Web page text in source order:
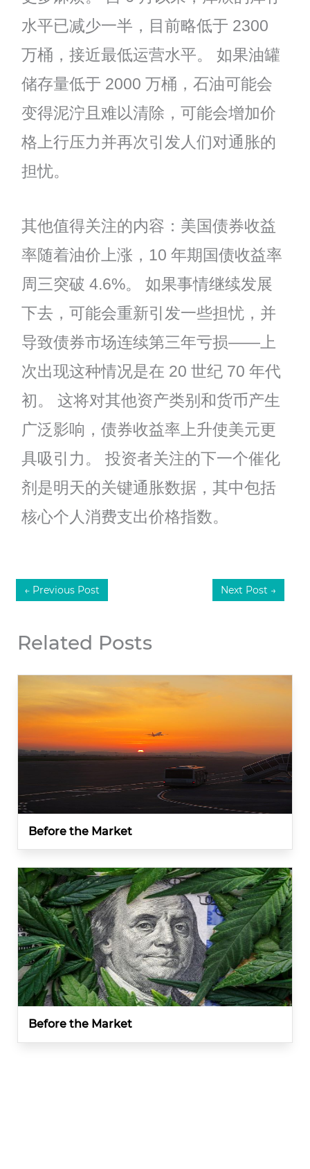
水平已减少一半，目前略低于 2300
万桶，接近最低运营水平。 如果油罐
储存量低于 2000 万桶，石油可能会
变得泥泞且难以清除，可能会增加价
格上行压力并再次引发人们对通胀的
担忧。
其他值得关注的内容：美国债券收益
率随着油价上涨，10 年期国债收益率
周三突破 4.6%。 如果事情继续发展
下去，可能会重新引发一些担忧，并
导致债券市场连续第三年亏损——上
次出现这种情况是在 20 世纪 70 年代
初。 这将对其他资产类别和货币产生
广泛影响，债券收益率上升使美元更
具吸引力。 投资者关注的下一个催化
剂是明天的关键通胀数据，其中包括
核心个人消费支出价格指数。
← Previous Post Next Post →
Related Posts
Before the Market
Before the Market